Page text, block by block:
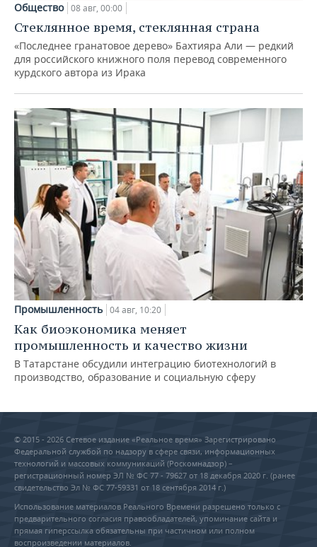
Общество 08 авг, 00:00
Стеклянное время, стеклянная страна
«Последнее гранатовое дерево» Бахтияра Али — редкий
для российского книжного поля перевод современного
курдского автора из Ирака
Промышленность 04 авг, 10:20
Как биоэкономика меняет
промышленность и качество жизни
В Татарстане обсудили интеграцию биотехнологий в
производство, образование и социальную сферу
© 2015 - 2026 Сетевое издание «Реальное время» Зарегистрировано
Федеральной службой по надзору в сфере связи, информационных
технологий и массовых коммуникаций (Роскомнадзор) –
регистрационный номер ЭЛ № ФС 77 - 79627 от 18 декабря 2020 г. (ранее
свидетельство Эл № ФС 77-59331 от 18 сентября 2014 г.)
Использование материалов Реального Времени разрешено только с
предварительного согласия правообладателей, упоминание сайта и
прямая гиперссылка обязательны при частичном или полном
воспроизведении материалов.